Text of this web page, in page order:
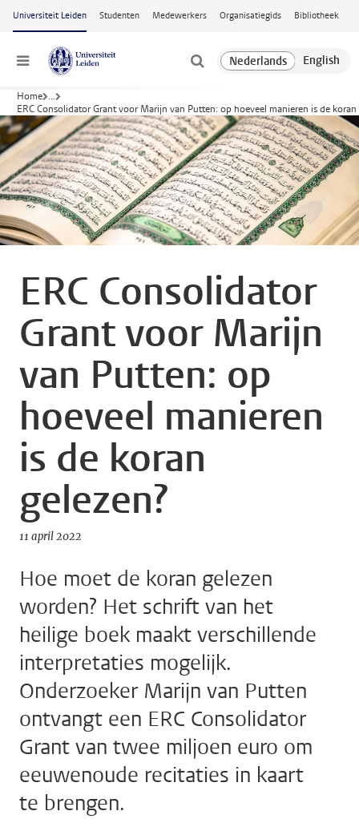
Ga naar hoofdinhoud
Universiteit Leiden Studenten Medewerkers Organisatiegids Bibliotheek
Menu
Home ...
ERC Consolidator Grant voor Marijn van Putten: op hoeveel manieren is de koran
ERC Consolidator
Grant voor Marijn
van Putten: op
hoeveel manieren
is de koran
gelezen?
11 april 2022
Hoe moet de koran gelezen
worden? Het schrift van het
heilige boek maakt verschillende
interpretaties mogelijk.
Onderzoeker Marijn van Putten
ontvangt een ERC Consolidator
Grant van twee miljoen euro om
eeuwenoude recitaties in kaart
te brengen.